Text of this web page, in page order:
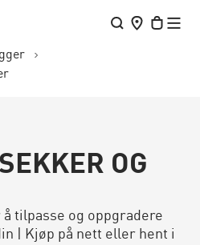
OG
tilpasse og oppgradere
| Kjøp på nett eller hent i